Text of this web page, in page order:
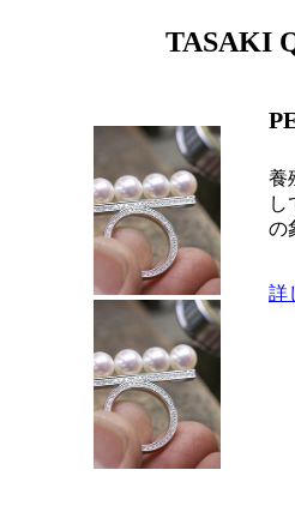
TASAKI
養
し
の
詳